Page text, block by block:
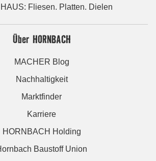
Fliesen. Platten. Dielen
Über HORNBACH
MACHER Blog
Nachhaltigkeit
Marktfinder
Karriere
HORNBACH Holding
Baustoff Union